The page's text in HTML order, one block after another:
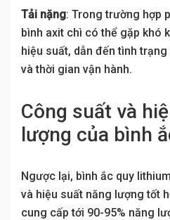
Tải nặng: Trong trường hợp
bình axit chì có thể gặp khó
hiệu suất, dẫn đến tình
và thời gian vận hành.
Công suất và
lượng của bình
Ngược lại, bình ắc quy
và hiệu suất năng lượng tốt
cung cấp tới 90-95% năng